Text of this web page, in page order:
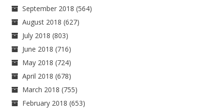
September 2018 (564)
August 2018 (627)
July 2018 (803)
June 2018 (716)
May 2018 (724)
April 2018 (678)
March 2018 (755)
February 2018 (653)